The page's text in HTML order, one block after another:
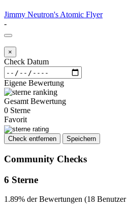
Jimmy Neutron's Atomic Flyer
-
×
Check Datum
Eigene Bewertung
Gesamt Bewertung
0 Sterne
Favorit
Check entfernen Speichern
Community Checks
6 Sterne
1.89% der Bewertungen (18